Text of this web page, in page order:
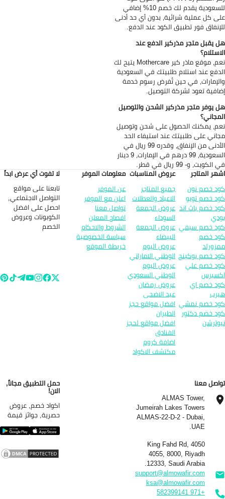
للسعودية يقدم لك خصم 10% إضافي
كل عملية شرائية، بدون أي حد أدنى
فور تطبيق الكود عند الدفع.
يقبل متجر مذركير الدفع عند
نعم، موقع ماذر كير Mothercare يتيح لك
عند استلام طلبيتك في السعودية
في حين تُفرض رسوم خدمة
تعود لشركة التوصيل.
يوفر متجر مذركير الشحن والتوصيل
يمكنك الحصول على شحن وتوصيل
على طلبيتك عند استيفاء الحد
الأدنى من الإنفاق، وقدره 99 ريال في
السعودية، 99 درهم في الإمارات، 9 دينار
و- 99 ريال في قطر.
المتاجر
خصم نون
خصم تويو
خصم باث اند
خصم سيفي
خصم
خصم بوكينج
خصم علي
خصم اي
خصم نمشي
خصم دكتور
عروض المناسبات
جميع المتاجر
الاعياد والعطلات
عروض الجمعة
السوداء
عروض الجمعة
البيضاء
عروض اليوم
الوطني الاماراتي
عروض اليوم
الوطني السعودي
عروض رمضان
عيد الاضحى
افضل مواقع حجز
الطيران
افضل مواقع لحجز
الفنادق
اضافة كروم
مكتشف الاكواد
معلومات الموفر
عن الموفر
اعلن مع الموفر
تواصل معنا
افصاح المعلن
الشروط والاحكام
سياسة الخصوصية
خريطة الموقع
لا تفوت أي عرض ابداً
تابعنا على مواقع
التواصل الاجتماعي,
احصل على افضل
الكوبونات وعروض
الخصم
معنا
ALMAS Tower,
Jumeirah Lakes Towers
ALMAS-22-D-2 - Dubai,
UAE.
4050 King Fahd Rd,
4055, 8000, Riyadh
12333, Saudi Arabia.
support@almowafir.com
ksa@almowafir.com
حمل التطبيق مجاناً,
الان!
اكواد خصم, عروض
حصرية, جوائز قيمة